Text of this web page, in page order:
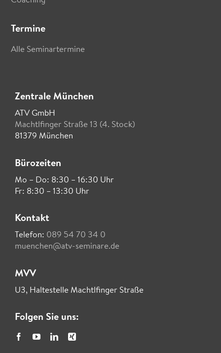
Termine
Alle Seminartermine
Zentrale München
ATV GmbH
Machtlfinger Straße 13 (4. Stock)
81379 München
Bürozeiten
Mo – Do: 8:30 – 16:30 Uhr
Fr: 8:30 – 13:30 Uhr
Kontakt
Telefon: 089 54 70 34 0
muenchen@atv-seminare.de
MVV
U3, Haltestelle Machtlfinger Straße
Folgen Sie uns: